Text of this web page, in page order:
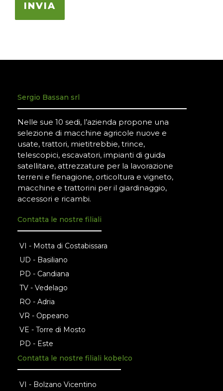
INVIA
Sergio Bassan srl
Nelle sue 10 sedi, l’azienda propone una
selezione di macchine agricole nuove e
usate, trattori, mietitrebbie, trince,
telescopici, escavatori, impianti di guida
satellitare, attrezzature per la lavorazione
terreni e fienagione, orticoltura e vigneto,
macchine e trattorini per il giardinaggio,
accessori e ricambi.
Contatta le nostre filiali
VI - Motta di Costabissara
UD - Basiliano
PD - Candiana
TV - Vedelago
RO - Adria
VR - Oppeano
VE - Torre di Mosto
PD - Este
Contatta le nostre filiali kobelco
VI - Bolzano Vicentino